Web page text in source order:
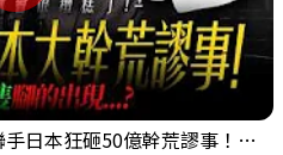
【出事啦】美國淪小偷！？聯手日本狂砸50億幹荒謬事！美元急殺黃金噴發，外資準備血洗台股！？｜ Mr.永年 李｜ 盤後講股 Mr.永年 李 2026 / 08 / 06